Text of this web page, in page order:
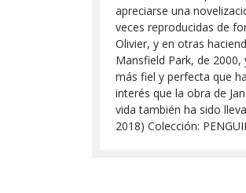
apreciarse una
veces reproducidas de
Olivier, y en otras
Mansfield Park, de
más fiel y perfecta que
interés que la obra de
vida también ha sido
2018) Colección: